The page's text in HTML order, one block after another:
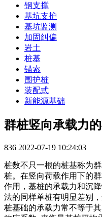
钢支撑
基坑支护
基坑监测
加固纠偏
岩土
桩基
锚索
围护桩
装配式
新能源基础
群桩竖向承载力
836 2022-07-19 10:24:03
桩数不只一根的桩基称为
桩。在竖向荷载作用下的
作用，基桩的承载力和沉
法的同样单桩有明显差别
桩基础的承载力常不等于